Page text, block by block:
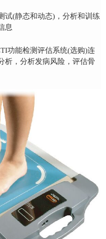
试(静态和动态)，分析和训练
息
功能检测评估系统(选购)连
析，分析发病风险，评估骨